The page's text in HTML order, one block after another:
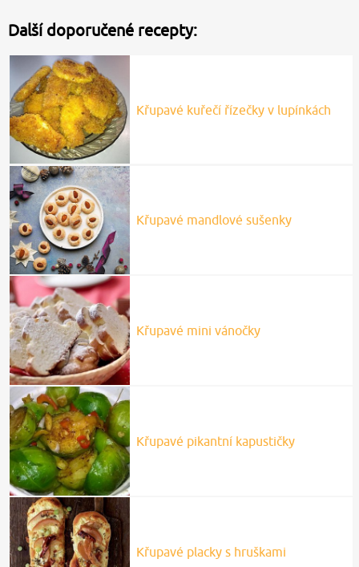
Další doporučené recepty:
Křupavé kuřečí řízečky v lupínkách
Křupavé mandlové sušenky
Křupavé mini vánočky
Křupavé pikantní kapustičky
Křupavé placky s hruškami